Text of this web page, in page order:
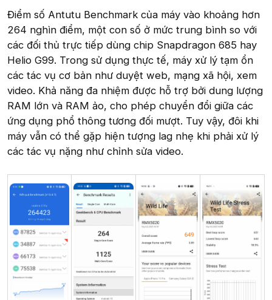
Điểm số Antutu Benchmark của máy vào khoảng hơn
264 nghìn điểm, một con số ở mức trung bình so với
các đối thủ trực tiếp dùng chip Snapdragon 685 hay
Helio G99. Trong sử dụng thực tế, máy xử lý tạm ổn
các tác vụ cơ bản như duyệt web, mạng xã hội, xem
video. Khả năng đa nhiệm được hỗ trợ bởi dung lượng
RAM lớn và RAM ảo, cho phép chuyển đổi giữa các
ứng dụng phổ thông tương đối mượt. Tuy vậy, đôi khi
máy vẫn có thể gặp hiện tượng lag nhẹ khi phải xử lý
các tác vụ nặng như chỉnh sửa video.